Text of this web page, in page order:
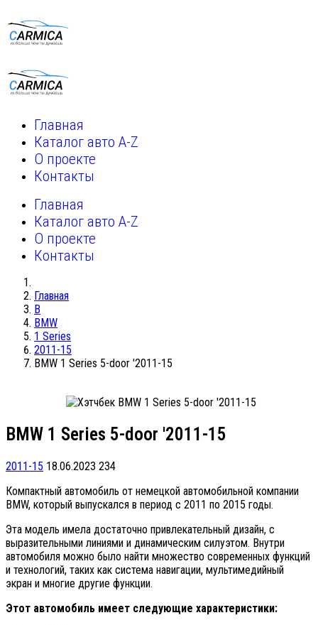
Главная
Каталог авто A-Z
О проекте
Контакты
Главная
Каталог авто A-Z
О проекте
Контакты
Главная
B
BMW
1 Series
2011-15
BMW 1 Series 5-door '2011-15
BMW 1 Series 5-door '2011-15
2011-15 18.06.2023 234
Компактный автомобиль от немецкой автомобильной компании
BMW, который выпускался в период с 2011 по 2015 годы.
Эта модель имела достаточно привлекательный дизайн, с
выразительными линиями и динамическим силуэтом. Внутри
автомобиля можно было найти множество современных функций
и технологий, таких как система навигации, мультимедийный
экран и многие другие функции.
Этот автомобиль имеет следующие характеристики: